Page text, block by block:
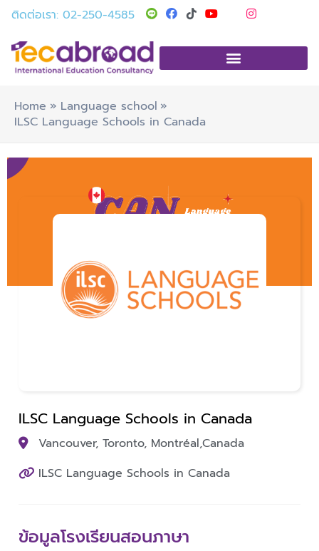
Skip
content
ติดต่อเรา: 02-250-4585 T
i
t
k
Y
o
t
b
I
n
t
g
Home
Language school
ILSC Language Schools in Canada
ILSC Language Schools in Canada
Vancouver, Toronto, Montréal,Canada
ILSC Language Schools in Canada
ข้อมูลโรงเรียนสอนภาษา